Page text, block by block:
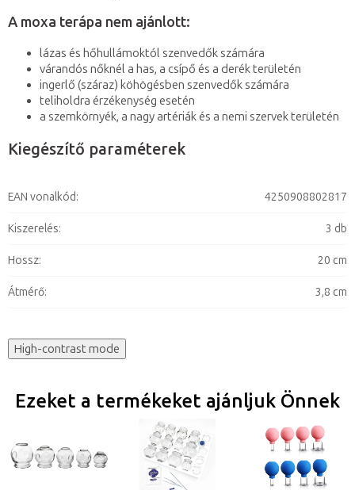
A moxa terápa nem ajánlott:
lázas és hőhullámoktól szenvedők számára
várandós nőknél a has, a csípő és a derék területén
ingerlő (száraz) köhögésben szenvedők számára
teliholdra érzékenység esetén
a szemkörnyék, a nagy artériák és a nemi szervek területén
Kiegészítő paraméterek
EAN vonalkód: 4250908802817
Kiszerelés: 3 db
Hossz: 20 cm
Átmérő: 3,8 cm
High-contrast mode
Ezeket a termékeket ajánljuk Önnek